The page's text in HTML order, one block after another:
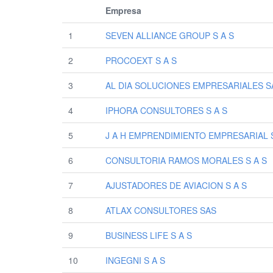
Empresa
1 SEVEN ALLIANCE GROUP S A S
2 PROCOEXT S A S
3 AL DIA SOLUCIONES EMPRESARIALES
4 IPHORA CONSULTORES S A S
5 J A H EMPRENDIMIENTO EMPRESARIAL
6 CONSULTORIA RAMOS MORALES S A S
7 AJUSTADORES DE AVIACION S A S
8 ATLAX CONSULTORES SAS
9 BUSINESS LIFE S A S
10 INGEGNI S A S